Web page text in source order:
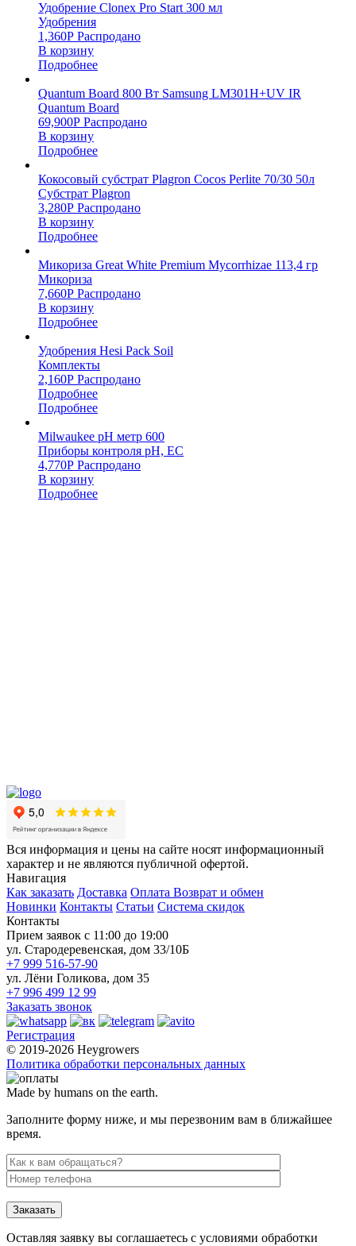
Удобрение Clonex Pro Start 300 мл
Удобрения
1,360Р Распродано
В корзину
Подробнее
Quantum Board 800 Вт Samsung LM301H+UV IR
Quantum Board
69,900Р Распродано
В корзину
Подробнее
Кокосовый субстрат Plagron Cocos Perlite 70/30 50л
Субстрат Plagron
3,280Р Распродано
В корзину
Подробнее
Микориза Great White Premium Mycorrhizae 113,4 гр
Микориза
7,660Р Распродано
В корзину
Подробнее
Удобрения Hesi Pack Soil
Комплекты
2,160Р Распродано
Подробнее
Подробнее
Milwaukee pH метр 600
Приборы контроля pH, EC
4,770Р Распродано
В корзину
Подробнее
Вся информация и цены на сайте носят информационный
характер и не являются публичной офертой.
Навигация
Как заказать Доставка Оплата Возврат и обмен
Новинки Контакты Статьи Система скидок
Контакты
Прием заявок с 11:00 до 19:00
ул. Стародеревенская, дом 33/10Б
+7 999 516-57-90
ул. Лёни Голикова, дом 35
+7 996 499 12 99
Заказать звонок
Регистрация
© 2019-2026 Heygrowers
Политика обработки персональных данных
Made by humans on the earth.
Заполните форму ниже, и мы перезвоним вам в ближайшее
время.
Заказать
Оставляя заявку вы соглашаетесь с условиями обработки